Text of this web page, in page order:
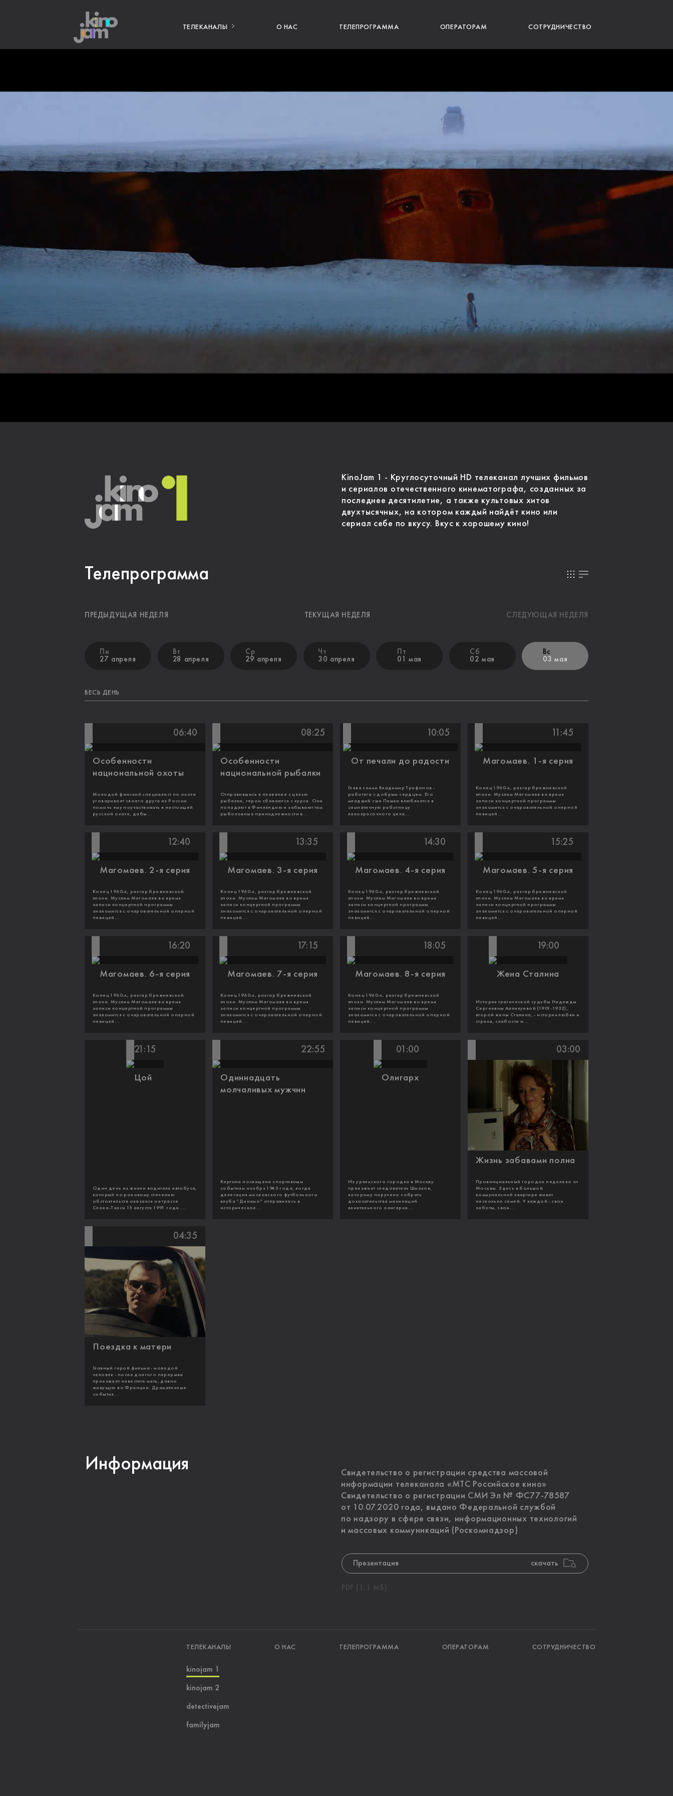
ТЕЛЕКАНАЛЫ О НАС ТЕЛЕПРОГРАММА ОПЕРАТОРАМ СОТРУДНИЧЕСТВО
KinoJam 1 - Круглосуточный HD телеканал лучших фильмов
и сериалов отечественного кинематографа, созданных за
последнее десятилетие, а также культовых хитов
двухтысячных, на котором каждый найдёт кино или
сериал себе по вкусу. Вкус к хорошему кино!
Телепрограмма
ПРЕДЫДУЩАЯ НЕДЕЛЯ ТЕКУЩАЯ НЕДЕЛЯ СЛЕДУЮЩАЯ НЕДЕЛЯ
Пн
27 апреля
Вт
28 апреля
Ср
29 апреля
Чт
30 апреля
Пт
01 мая
Сб
02 мая
Вс
03 мая
ВЕСЬ ДЕНЬ
06:40
Особенности
национальной охоты
Молодой финский специалист по охоте
уговаривает своего друга из России
помочь ему поучаствовать в настоящей
русской охоте, дабы...
08:25
Особенности
национальной рыбалки
Отправившись в плавание с целью
рыбалки, герои сбиваются с курса. Они
попадают в Финляндию и забывают там
рыболовные принадлежности в...
10:05
От печали до радости
Глава семьи Владимир Трифонов -
работяга с добрым сердцем. Его
младший сын Пашка влюбляется в
симпатичную работницу
лакокрасочного цеха...
11:45
Магомаев. 1-я серия
Конец 1960-х, разгар брежневской
эпохи. Муслим Магомаев во время
записи концертной программы
знакомится с очаровательной оперной
певицей...
12:40
Магомаев. 2-я серия
Конец 1960-х, разгар брежневской
эпохи. Муслим Магомаев во время
записи концертной программы
знакомится с очаровательной оперной
певицей...
13:35
Магомаев. 3-я серия
Конец 1960-х, разгар брежневской
эпохи. Муслим Магомаев во время
записи концертной программы
знакомится с очаровательной оперной
певицей...
14:30
Магомаев. 4-я серия
Конец 1960-х, разгар брежневской
эпохи. Муслим Магомаев во время
записи концертной программы
знакомится с очаровательной оперной
певицей...
15:25
Магомаев. 5-я серия
Конец 1960-х, разгар брежневской
эпохи. Муслим Магомаев во время
записи концертной программы
знакомится с очаровательной оперной
певицей...
16:20
Магомаев. 6-я серия
Конец 1960-х, разгар брежневской
эпохи. Муслим Магомаев во время
записи концертной программы
знакомится с очаровательной оперной
певицей...
17:15
Магомаев. 7-я серия
Конец 1960-х, разгар брежневской
эпохи. Муслим Магомаев во время
записи концертной программы
знакомится с очаровательной оперной
певицей...
18:05
Магомаев. 8-я серия
Конец 1960-х, разгар брежневской
эпохи. Муслим Магомаев во время
записи концертной программы
знакомится с очаровательной оперной
певицей...
19:00
Жена Сталина
История трагической судьбы Надежды
Сергеевны Аллилуевой (1901-1932),
второй жены Сталина, - история любви и
страха, слабости и...
21:15
Цой
Один день из жизни водителя автобуса,
который по роковому стечению
обстоятельств оказался на трассе
Слока-Талси 15 августа 1991 года....
22:55
Одиннадцать
молчаливых мужчин
Картина посвящена спортивным
событиям ноября 1945 года, когда
делегация московского футбольного
клуба "Динамо" отправилась в
историческое...
01:00
Олигарх
Из уральского городка в Москву
приезжает следователь Шмаков,
которому поручено собрать
доказательства махинаций
влиятельного олигарха...
03:00
Жизнь забавами полна
Провинциальный городок недалеко от
Москвы. Здесь в большой
коммунальной квартире живет
несколько семей. У каждой - свои
заботы, свои...
04:35
Поездка к матери
Главный герой фильма - молодой
человек - после долгого перерыва
приезжает навестить мать, давно
живущую во Франции. Драматичные
события...
Информация
Свидетельство о регистрации средства массовой
информации телеканала «МТС Российское кино»
Свидетельство о регистрации СМИ Эл № ФС77-78587
от 10.07.2020 года, выдано Федеральной службой
по надзору в сфере связи, информационных технологий
и массовых коммуникаций (Роскомнадзор)
Презентация скачать
PDF (1,1 МБ)
ТЕЛЕКАНАЛЫ О НАС ТЕЛЕПРОГРАММА ОПЕРАТОРАМ СОТРУДНИЧЕСТВО
kinojam 1
kinojam 2
detectivejam
familyjam